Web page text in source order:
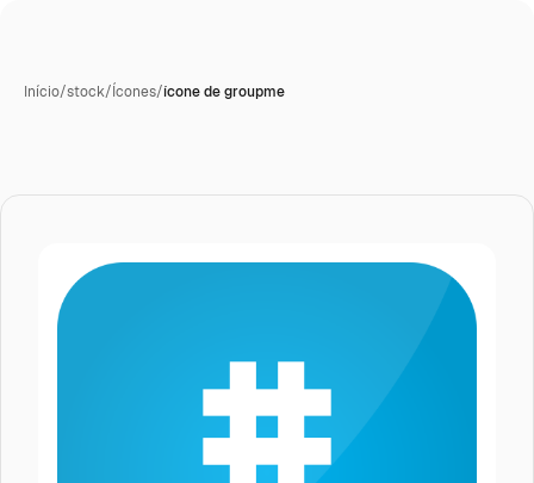
Início/stock/Ícones/ícone de groupme